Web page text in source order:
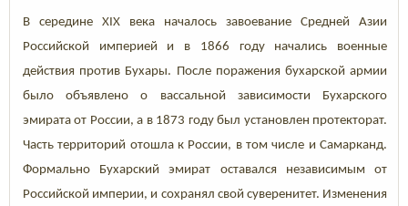
В середине XIX века началось завоевание Средней Азии
Российской империей и в 1866 году начались военные
действия против Бухары. После поражения бухарской армии
было объявлено о вассальной зависимости Бухарского
эмирата от России, а в 1873 году был установлен протекторат.
Часть территорий отошла к России, в том числе и Самарканд.
Формально Бухарский эмират оставался независимым от
Российской империи, и сохранял свой суверенитет. Изменения